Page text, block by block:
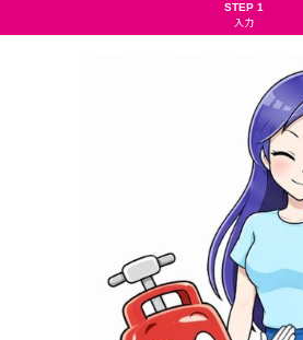
STEP 1
入力